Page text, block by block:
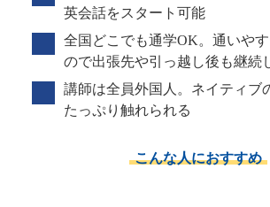
英会話をスタート可能
全国どこでも通学OK。通いや
ので出張先や引っ越し後も継続
講師は全員外国人。ネイティブ
たっぷり触れられる
こんな人におすすめ